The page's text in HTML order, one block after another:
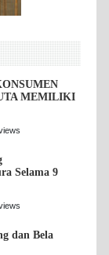
MEMILIKI
Selama 9
dan Bela